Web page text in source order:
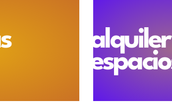
alquiler